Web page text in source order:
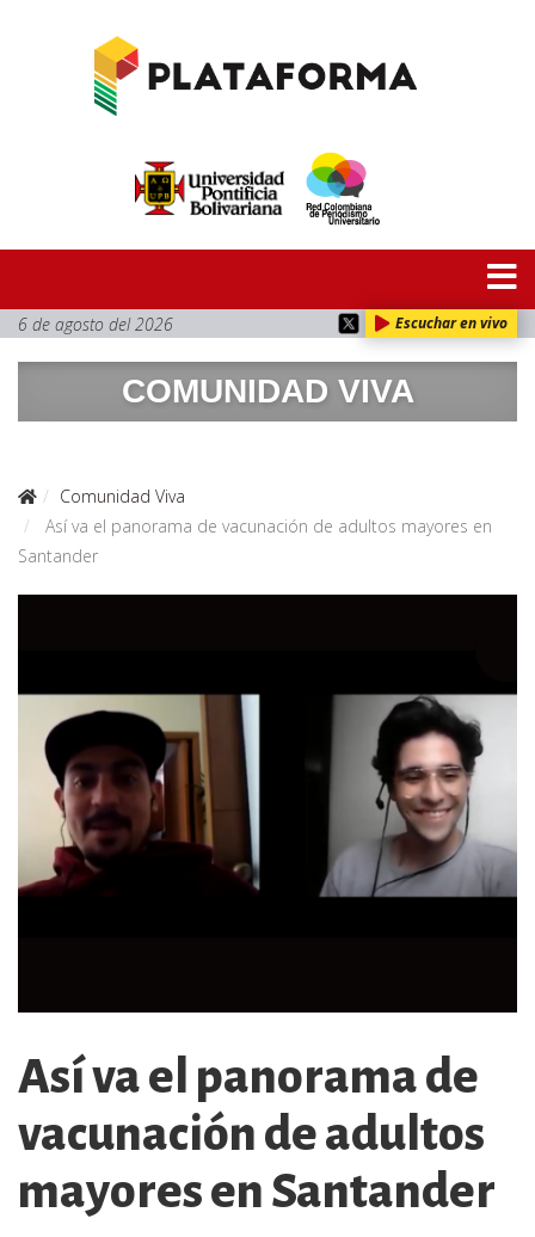
6 de agosto del 2026 Escuchar en vivo
COMUNIDAD VIVA
Comunidad Viva
Así va el panorama de vacunación de adultos mayores en
Santander
Así va el panorama de
vacunación de adultos
mayores en Santander